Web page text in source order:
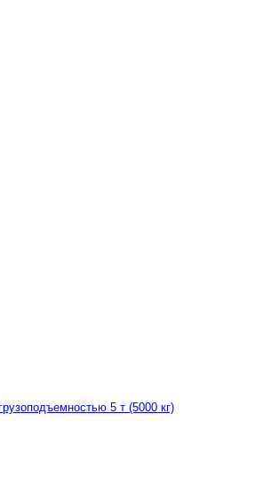
5 т (5000 кг)